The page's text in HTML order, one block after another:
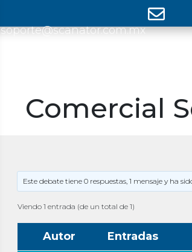
soporte@scanator.com.mx
Comercial
Este debate tiene 0 respuestas, 1 mensaje y ha
Viendo 1 entrada (de un total de 1)
Autor Entradas